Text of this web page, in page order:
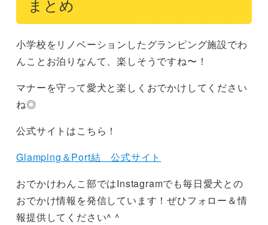
まとめ
小学校をリノベーションしたグランピング施設でわ
んことお泊りなんて、楽しそうですね〜！
マナーを守って愛犬と楽しくおでかけしてください
ね◎
公式サイトはこちら！
Glamping＆Port結 公式サイト
おでかけわんこ部ではInstagramでも毎日愛犬との
おでかけ情報を発信しています！ぜひフォロー＆情
報提供してください^ ^